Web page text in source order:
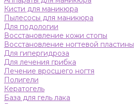
Кисти для маникюра
Пылесосы для маникюра
Для подологии
Восстановление кожи стопы
Восстановление ногтевой пластины
Для гипергидроза
Для лечения грибка
Лечение вросшего ногтя
Полигели
Кератогель
База для гель лака